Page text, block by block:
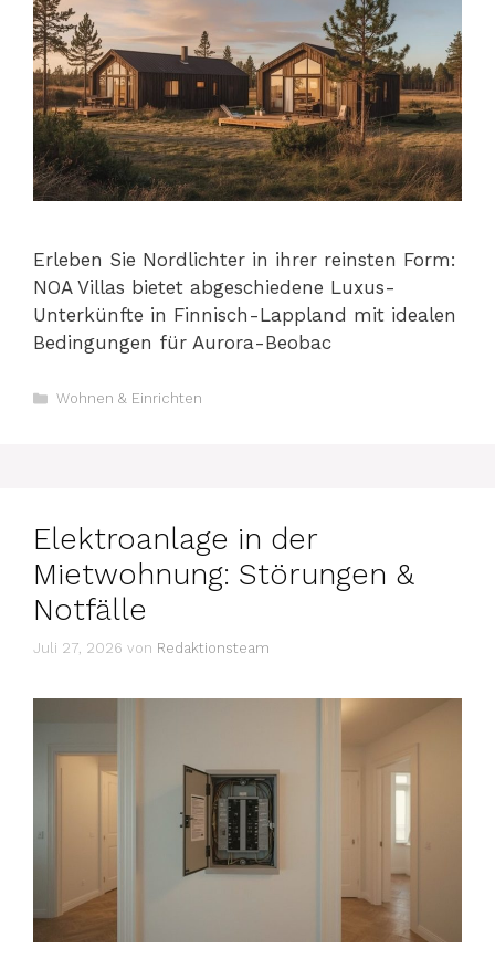
Erleben Sie Nordlichter in ihrer reinsten Form:
NOA Villas bietet abgeschiedene Luxus-
Unterkünfte in Finnisch-Lappland mit idealen
Bedingungen für Aurora-Beobac
Kategorien
Wohnen & Einrichten
Elektroanlage in der
Mietwohnung: Störungen &
Notfälle
Juli 27, 2026 von Redaktionsteam